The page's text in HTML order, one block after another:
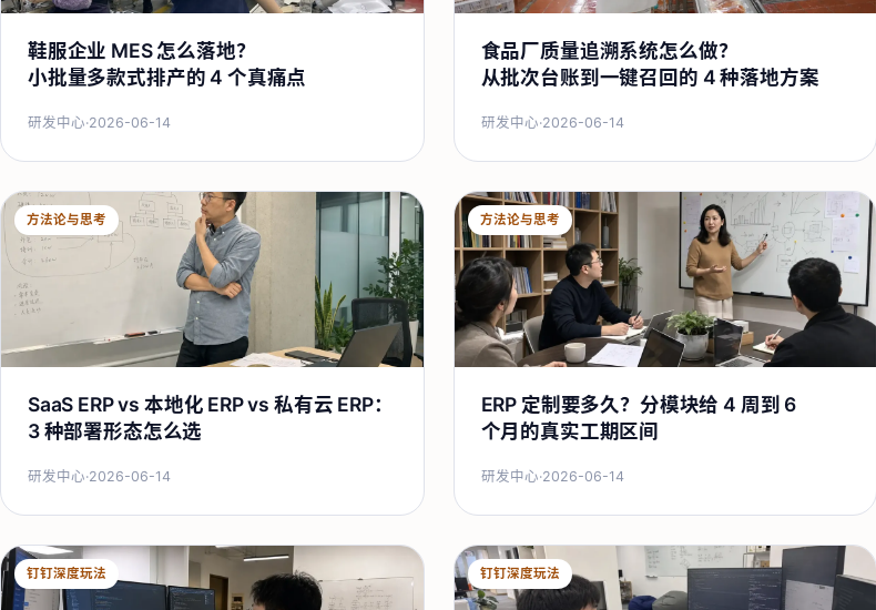
鞋服企业 MES 怎么落地？
小批量多款式排产的 4 个真痛点
研发中心·2026-06-14
食品厂质量追溯系统怎么做？
从批次台账到一键召回的 4 种落地方案
研发中心·2026-06-14
方法论与思考
SaaS ERP vs 本地化 ERP vs 私有云 ERP：
3 种部署形态怎么选
研发中心·2026-06-14
方法论与思考
ERP 定制要多久？分模块给 4 周到 6
个月的真实工期区间
研发中心·2026-06-14
钉钉深度玩法 钉钉深度玩法